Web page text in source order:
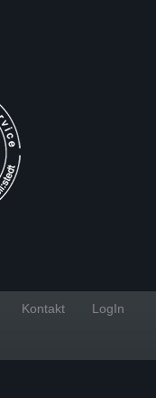
Kontakt LogIn